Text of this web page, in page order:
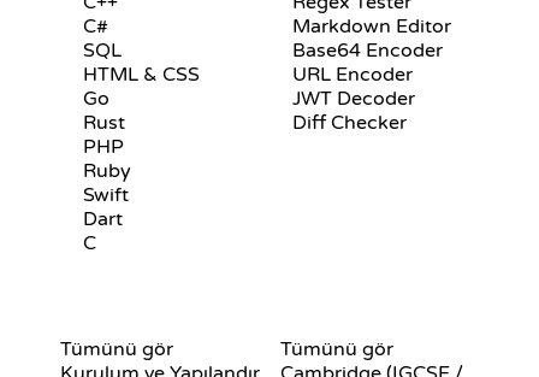
C#
SQL
HTML & CSS
Go
Rust
PHP
Ruby
Swift
Dart
C
Markdown Editor
Base64 Encoder
URL Encoder
JWT Decoder
Diff Checker
Tümünü gör
Tümünü gör